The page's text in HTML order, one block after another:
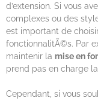
d’extension. Si vous
complexes ou des
est important de
fonctionnalitÃ©s. Par
maintenir la mise en
prend pas en charge
Cependant, si vous